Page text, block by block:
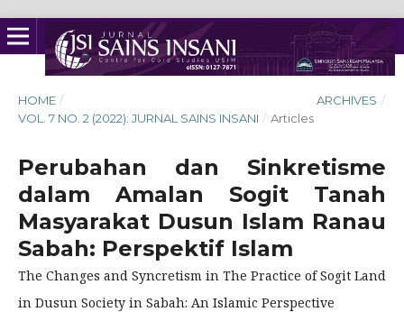
HOME / ARCHIVES /
VOL. 7 NO. 2 (2022): JURNAL SAINS INSANI / Articles
Perubahan dan Sinkretisme
dalam Amalan Sogit Tanah
Masyarakat Dusun Islam Ranau
Sabah: Perspektif Islam
The Changes and Syncretism in The Practice of Sogit Land
in Dusun Society in Sabah: An Islamic Perspective